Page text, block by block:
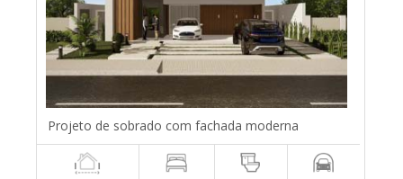
Projeto de sobrado com fachada moderna